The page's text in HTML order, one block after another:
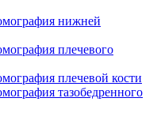
нижней
плечевого
плечевой кости
тазобедренного